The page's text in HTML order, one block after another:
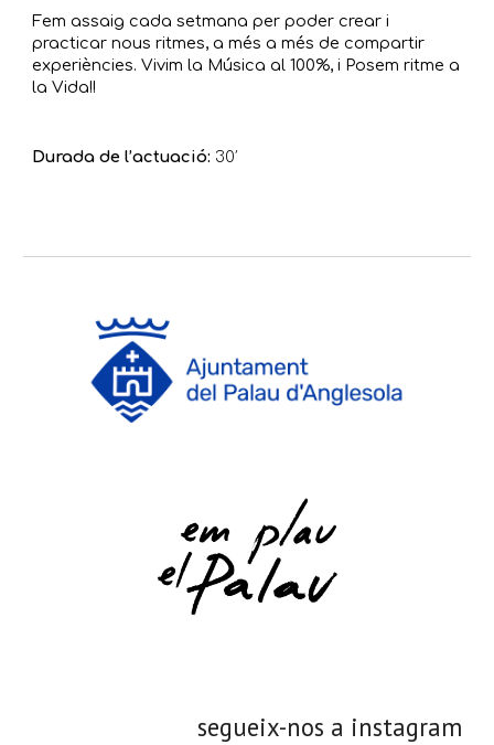
Fem assaig cada setmana per poder crear i
practicar nous ritmes, a més a més de compartir
experiències. Vivim la Música al 100%, i Posem ritme a
la Vida!!
Durada de l’actuació: 30′
segueix-nos a instagram